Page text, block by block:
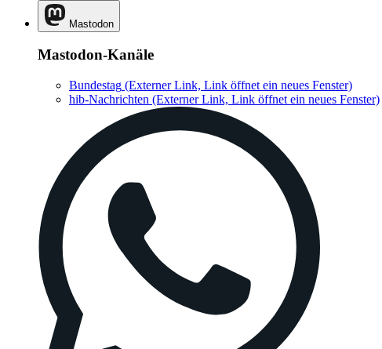
Mastodon
Mastodon-Kanäle
Bundestag (Externer Link, Link öffnet ein neues Fenster)
hib-Nachrichten (Externer Link, Link öffnet ein neues Fenster)